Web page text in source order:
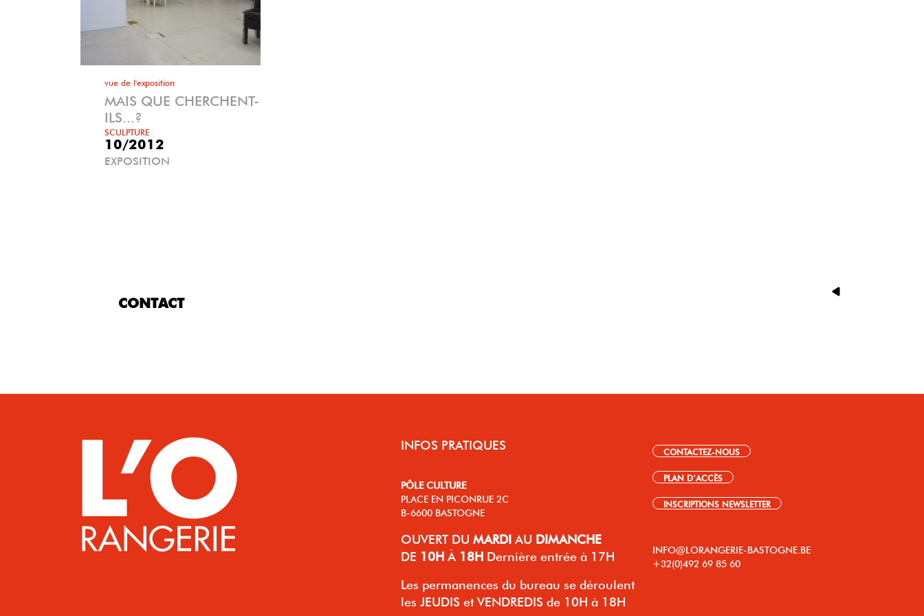
vue de l'exposition
MAIS QUE CHERCHENT-
ILS...?
SCULPTURE
10/2012
EXPOSITION
CONTACT
INFOS PRATIQUES
PÔLE CULTURE
PLACE EN PICONRUE 2C
B-6600 BASTOGNE
OUVERT DU MARDI AU DIMANCHE
DE 10H À 18H Dernière entrée à 17H
Les permanences du bureau se déroulent
les JEUDIS et VENDREDIS de 10H à 18H
CONTACTEZ-NOUS
PLAN D’ACCÈS
INSCRIPTIONS NEWSLETTER
INFO@LORANGERIE-BASTOGNE.BE
+32(0)492 69 85 60